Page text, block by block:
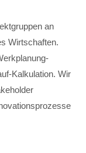
an
Wirtschaften.
Kalkulation. Wir